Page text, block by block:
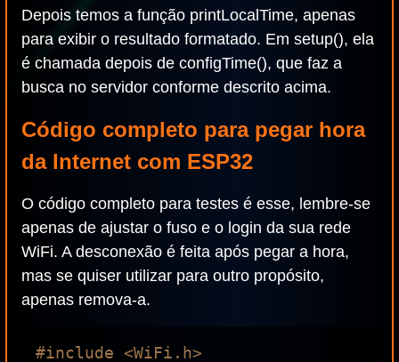
Depois temos a função printLocalTime, apenas
para exibir o resultado formatado. Em setup(), ela
é chamada depois de configTime(), que faz a
busca no servidor conforme descrito acima.
Código completo para pegar hora
da Internet com ESP32
O código completo para testes é esse, lembre-se
apenas de ajustar o fuso e o login da sua rede
WiFi. A desconexão é feita após pegar a hora,
mas se quiser utilizar para outro propósito,
apenas remova-a.
#include <WiFi.h>